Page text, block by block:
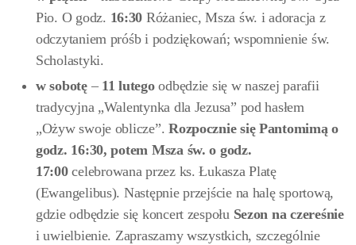
Pio. O godz. 16:30 Różaniec, Msza św. i adoracja z
odczytaniem próśb i podziękowań; wspomnienie św.
Scholastyki.
w sobotę–11 lutegoodbędzie się w naszej parafii
tradycyjna „Walentynka dla Jezusa” pod hasłem
„Ożyw swoje oblicze”. Rozpocznie się Pantomimą o
godz. 16:30, potem Msza św. o godz.
17:00celebrowana przez ks. Łukasza Platę
(Ewangelibus). Następnie przejście na halę sportową,
gdzie odbędzie się koncert zespołu Sezon na czereśnie
i uwielbienie. Zapraszamy wszystkich, szczególnie